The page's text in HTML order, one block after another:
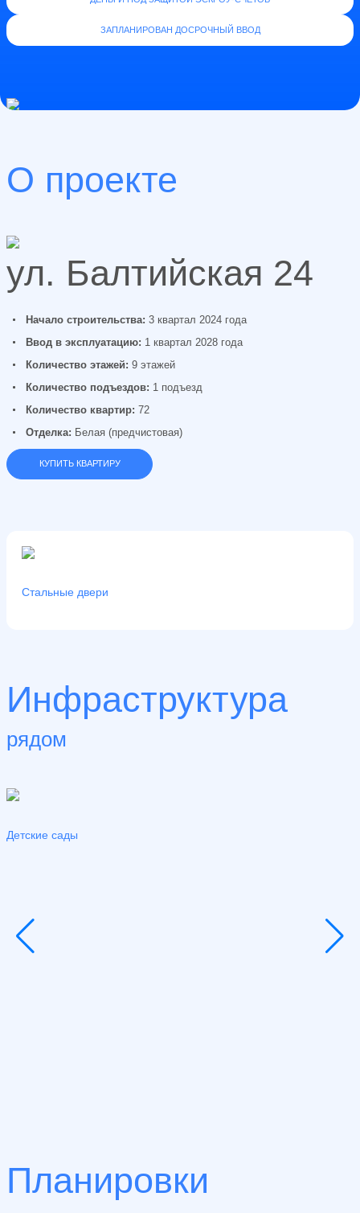
ЗАПЛАНИРОВАН ДОСРОЧНЫЙ ВВОД
О проекте
ул. Балтийская 24
Начало строительства: 3 квартал 2024 года
Ввод в эксплуатацию: 1 квартал 2028 года
Количество этажей: 9 этажей
Количество подъездов: 1 подъезд
Количество квартир: 72
Отделка: Белая (предчистовая)
КУПИТЬ КВАРТИРУ
Стальные двери
Инфраструктура
рядом
Детские сады
Планировки